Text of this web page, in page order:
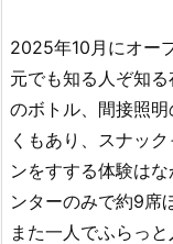
2025年10月にオー
元でも知る人ぞ知
のボトル、間接照
くもあり、スナッ
ンをすする体験は
ンターのみで約9席
また一人でふらっ